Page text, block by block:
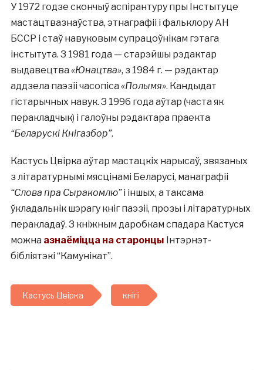
У 1972 годзе скончыў аспірантуру пры Інстытуце
мастацтвазнаўства, этнаграфіі і фальклору АН
БССР і стаў навуковым супрацоўнікам гэтага
інстытута. З 1981 года — старэйшы рэдактар
выдавецтва «Юнацтва», з 1984 г. — рэдактар
аддзела паэзіі часопіса «Полымя». Кандыдат
гістарычных навук. З 1996 года аўтар (часта як
перакладчык) і галоўны рэдактара праекта
“Беларускі Кнігазбор”.
Кастусь Цвірка аўтар мастацкіх нарысаў, звязаных
з літаратурнымі мясцінамі Беларусі, манаграфіі
“Слова пра Сыракомлю”і іншых, а таксама
ўкладальнік шэрагу кніг паэзіі, прозы і літаратурных
перакладаў. З кніжным даробкам спадара Кастуся
можна азнаёміцца на старонцы Інтэрнэт-
бібліятэкі “Камунікат”.
Кастусь Цвірка кнігі